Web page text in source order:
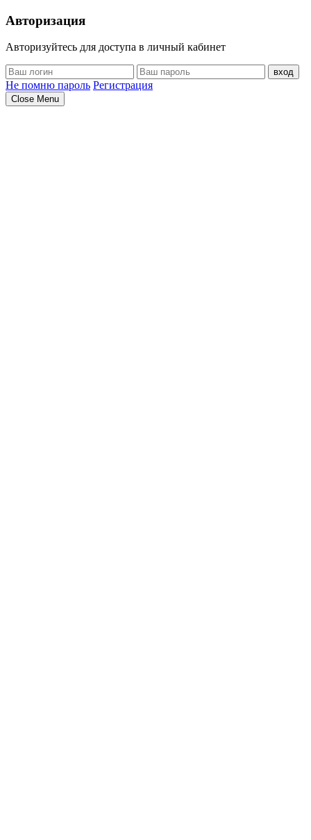
Авторизация
Авторизуйтесь для доступа в личный кабинет
вход
Не помню пароль Регистрация
Close Menu